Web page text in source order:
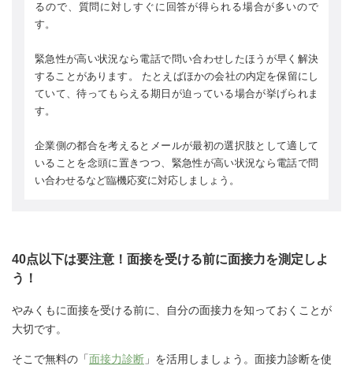
るので、質問に対しすぐに回答が得られる場合が多いので
す。
緊急性が高い状況なら電話で問い合わせしたほうが早く解決
することがあります。 たとえばほかの会社の内定を保留にし
ていて、待ってもらえる期日が迫っている場合が挙げられま
す。
企業側の都合を考えるとメールが最初の選択肢として適して
いることを念頭に置きつつ、緊急性が高い状況なら電話で問
い合わせるなど臨機応変に対応しましょう。
40点以下は要注意！面接を受ける前に面接力を測定しよ
う！
やみくもに面接を受ける前に、自分の面接力を知っておくことが
大切です。
そこで無料の「面接力診断 」を活用しましょう。面接力診断を使